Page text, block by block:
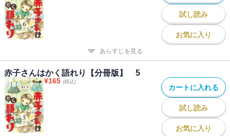
試し読み
お気に入り
あらすじを見る
赤子さんはかく語れり【分冊版】 5
¥165 (税込)
カートに入れる
試し読み
お気に入り